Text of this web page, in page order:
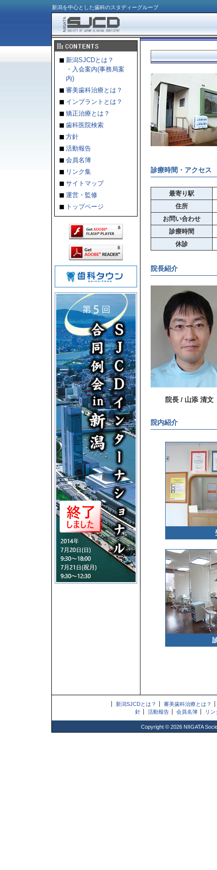
新潟を中心とした歯科のスタディーグループ
診療時間・アクセス
最寄り駅
住所
お問い合わせ
診療時間
休診
院長紹介
院長 / 山添 清文
院内紹介
新潟SJCDとは？
・入会案内(事務局案
内)
審美歯科治療とは？
インプラントとは？
矯正治療とは？
歯科医院検索
方針
活動報告
会員名簿
リンク集
サイトマップ
運営・監修
トップページ
新潟SJCDとは？
審美歯科治療とは？
針
活動報告 会員名簿 リン
Copyright © 2026 NIIGATA